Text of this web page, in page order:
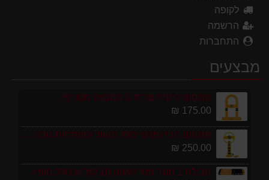
לקופה
הרשמה
התחברות
מבצעים
מחסום לחניה צורת U במבצע מטורף!
175.00 ₪
מחסום חניה פרטי כולל מנעול ומפתחות גובה 70 ס"מ
250.00 ₪
חבילת 1 מטר פסי האטה 10 קמ''ש כולל סופיות מפלסטיק